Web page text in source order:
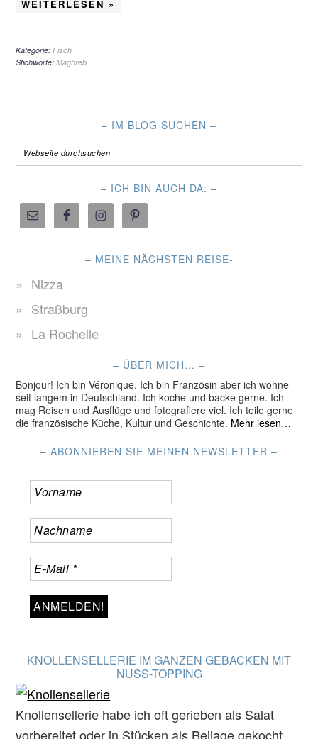
WEITERLESEN »
Kategorie:Fisch
Stichworte:Maghreb
– IM BLOG SUCHEN –
– ICH BIN AUCH DA: –
– MEINE NÄCHSTEN REISE-
Nizza
Straßburg
La Rochelle
– ÜBER MICH… –
Bonjour! Ich bin Véronique. Ich bin Französin aber ich wohne
seit langem in Deutschland. Ich koche und backe gerne. Ich
mag Reisen und Ausflüge und fotografiere viel. Ich teile gerne
die französische Küche, Kultur und Geschichte. Mehr lesen…
– ABONNIEREN SIE MEINEN NEWSLETTER –
KNOLLENSELLERIE IM GANZEN GEBACKEN MIT
NUSS-TOPPING
Knollensellerie habe ich oft gerieben als Salat
vorbereitet oder in Stücken als Beilage gekocht.